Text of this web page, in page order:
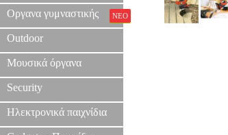
Οργανα γυμναστικής ΝΕΟ
Outdoor
Μουσικά όργανα
Security
Ηλεκτρονικά παιχνίδια